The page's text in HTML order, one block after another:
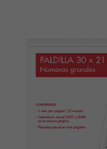
Faldilla
Faldilla
–
x
15